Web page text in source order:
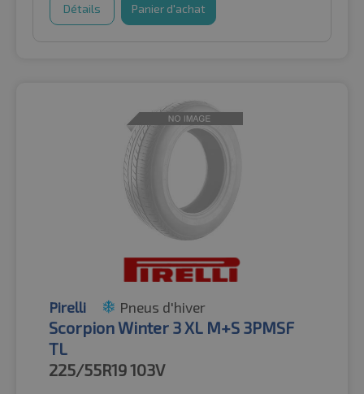
Détails Panier d'achat
Pirelli Pneus d'hiver
Scorpion Winter 3 XL M+S 3PMSF
TL
225/55R19103V